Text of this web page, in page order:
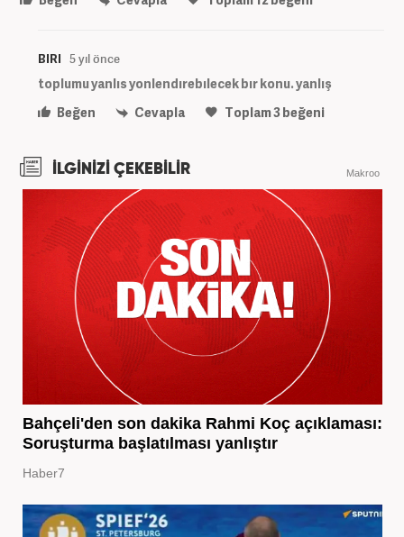
BIRI 5 yıl önce
toplumu yanlıs yonlendırebılecek bır konu. yanlış
Beğen
Cevapla Toplam3beğeni
İLGİNİZİ ÇEKEBİLİR Makroo
Bahçeli'den son dakika Rahmi Koç açıklaması:
Soruşturma başlatılması yanlıştır
Haber7